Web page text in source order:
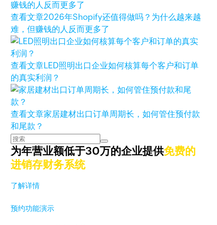
查看文章2026年Shopify还值得做吗？为什么越来越
难，但赚钱的人反而更多了
查看文章LED照明出口企业如何核算每个客户和订单
的真实利润？
查看文章家居建材出口订单周期长，如何管住预付款
和尾款？
为年营业额低于30万的企业提供免费的
进销存财务系统
了解详情
预约功能演示